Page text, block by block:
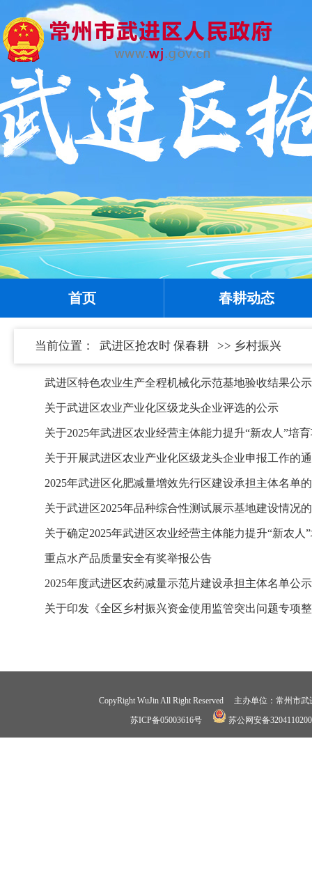
首页 春耕动态
当前位置： 武进区抢农时 保春耕 >> 乡村振兴
武进区特色农业生产全程机械化示范基地验收结果公示
关于武进区农业产业化区级龙头企业评选的公示
关于2025年武进区农业经营主体能力提升“新农人”培
关于开展武进区农业产业化区级龙头企业申报工作的
2025年武进区化肥减量增效先行区建设承担主体名单
关于武进区2025年品种综合性测试展示基地建设情况
关于确定2025年武进区农业经营主体能力提升“新农人
重点水产品质量安全有奖举报公告
2025年度武进区农药减量示范片建设承担主体名单公示
关于印发《全区乡村振兴资金使用监管突出问题专项
CopyRight WuJin All Right Reserved 主办单位：常州
苏ICP备05003616号
苏公网安备